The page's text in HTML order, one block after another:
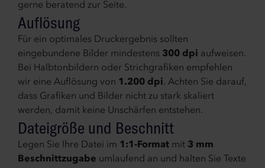
gerne beratend zur Seite.
Auflösung
Für ein optimales Druckergebnis sollten
eingebundene Bilder mindestens 300 dpi aufweisen.
Bei Halbtonbildern oder Strichgrafiken empfehlen
wir eine Auflösung von 1.200 dpi. Achten Sie darauf,
dass Grafiken und Bilder nicht zu stark skaliert
werden, damit keine Unschärfen entstehen.
Dateigröße und Beschnitt
Legen Sie Ihre Datei im 1:1-Format mit 3 mm
Beschnittzugabe umlaufend an und halten Sie Texte